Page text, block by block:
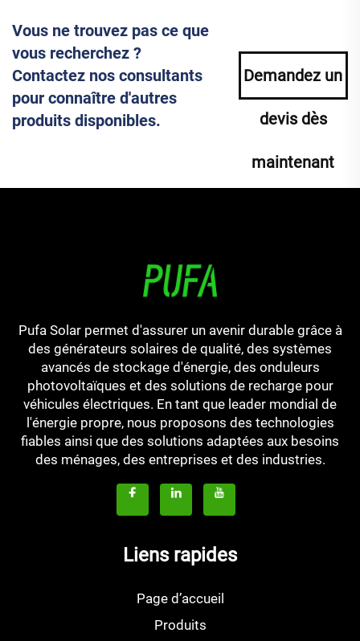
Vous ne trouvez pas ce que
vous recherchez ?
Contactez nos consultants
pour connaître d'autres
produits disponibles.
Demandez un
devis dès
maintenant
Pufa Solar permet d'assurer un avenir durable grâce à
des générateurs solaires de qualité, des systèmes
avancés de stockage d'énergie, des onduleurs
photovoltaïques et des solutions de recharge pour
véhicules électriques. En tant que leader mondial de
l'énergie propre, nous proposons des technologies
fiables ainsi que des solutions adaptées aux besoins
des ménages, des entreprises et des industries.
Liens rapides
Page d’accueil
Produits